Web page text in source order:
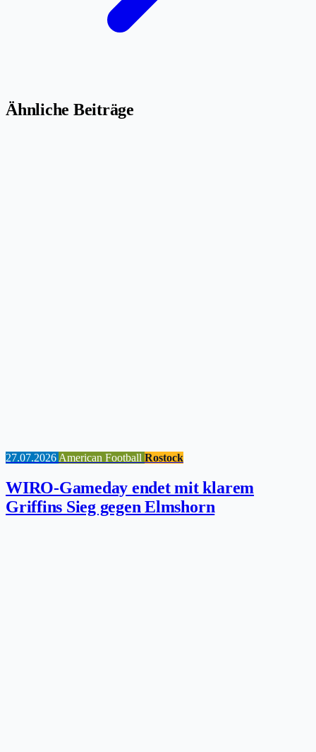
Ähnliche Beiträge
27.07.2026 American Football Rostock
WIRO-Gameday endet mit klarem
Griffins Sieg gegen Elmshorn